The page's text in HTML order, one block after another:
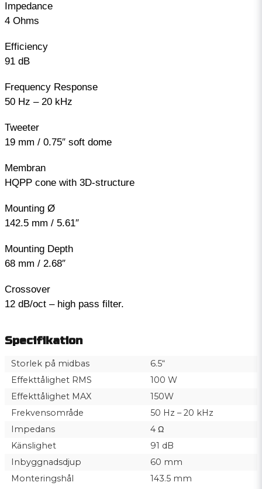
Impedance
4 Ohms
Efficiency
91 dB
Frequency Response
50 Hz – 20 kHz
Tweeter
19 mm / 0.75″ soft dome
Membran
HQPP cone with 3D-structure
Mounting Ø
142.5 mm / 5.61″
Mounting Depth
68 mm / 2.68″
Crossover
12 dB/oct – high pass filter.
Specifikation
Storlek på midbas
6.5“
Effekttålighet RMS
100 W
Effekttålighet MAX
150W
Frekvensområde
50 Hz – 20 kHz
Impedans
4 Ω
Känslighet
91 dB
Inbyggnadsdjup
60 mm
Monteringshål
143.5 mm